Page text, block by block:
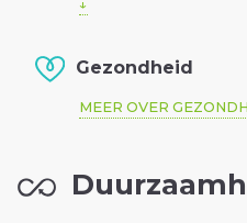
Gezondheid
MEER OVER